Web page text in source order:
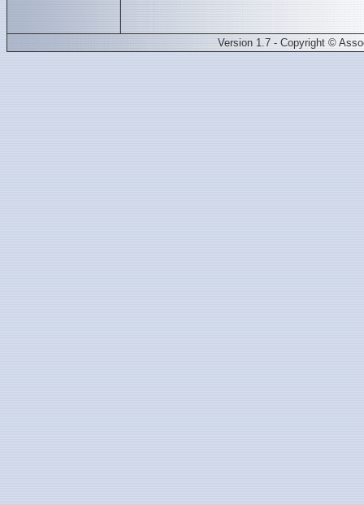
Version 1.7 - Copyright ©